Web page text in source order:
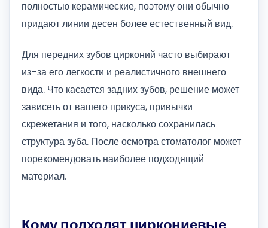
полностью керамические, поэтому они обычно
придают линии десен более естественный вид.
Для передних зубов цирконий часто выбирают
из-за его легкости и реалистичного внешнего
вида. Что касается задних зубов, решение может
зависеть от вашего прикуса, привычки
скрежетания и того, насколько сохранилась
структура зуба. После осмотра стоматолог может
порекомендовать наиболее подходящий
материал.